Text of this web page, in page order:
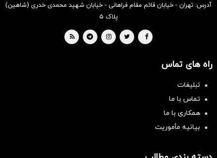
آدرس: تهران - خیابان قائم مقام فراهانی - خیابان شهید محمدی خدری (شاهین)
پلاک ۵
راه های تماس
تبلیغات
تماس با ما
همکاری با ما
بیانیه مأموریت